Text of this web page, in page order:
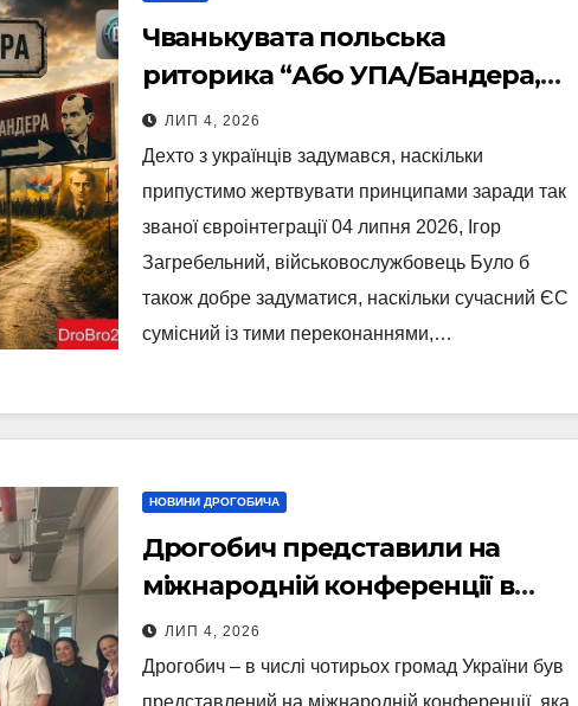
Чванькувата польська
риторика “Або УПА/Бандера,
або ЄС” має принаймні один
позитивний наслідок
ЛИП 4, 2026
Дехто з українців задумався, наскільки
припустимо жертвувати принципами заради так
званої євроінтеграції 04 липня 2026, Ігор
Загребельний, військовослужбовець Було б
також добре задуматися, наскільки сучасний ЄС
сумісний із тими переконаннями,…
НОВИНИ ДРОГОБИЧА
Дрогобич представили на
міжнародній конференції в
Гамбурзі (Фото)
ЛИП 4, 2026
Дрогобич – в числі чотирьох громад України був
представлений на міжнародній конференції, яка